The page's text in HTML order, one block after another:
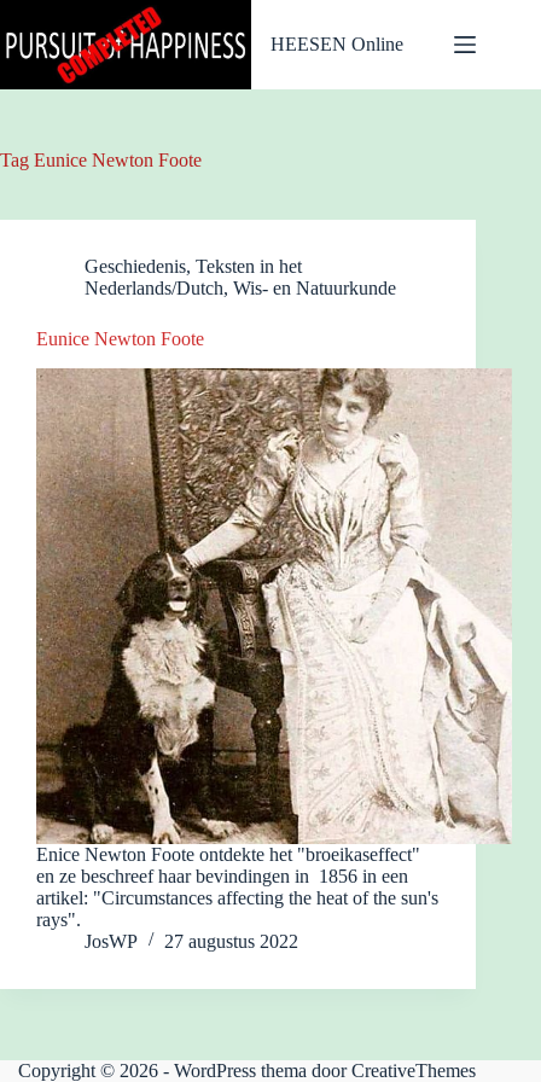
naar
de
HEESEN Online
Tag Eunice Newton Foote
Geschiedenis, Teksten in het
Nederlands/Dutch, Wis- en Natuurkunde
Eunice Newton Foote
Enice Newton Foote ontdekte het "broeikaseffect"
en ze beschreef haar bevindingen in 1856 in een
artikel: "Circumstances affecting the heat of the sun's
rays".
JosWP
27 augustus 2022
Copyright © 2026 - WordPress thema doorCreativeThemes